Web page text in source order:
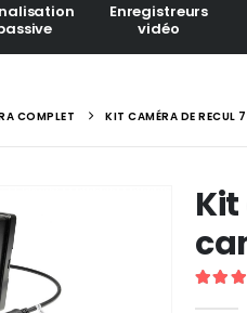
Enregistreurs
vidéo
COMPLET KIT CAMÉRA DE RECUL
Kit